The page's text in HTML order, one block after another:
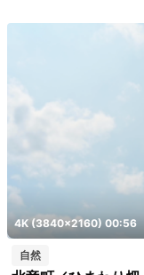
4K (3840x2160) 00:56
自然